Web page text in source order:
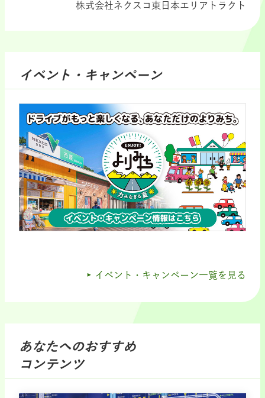
株式会社ネクスコ東日本エリアトラクト
イベント・キャンペーン
イベント・キャンペーン一覧を見る
あなたへのおすすめ
コンテンツ